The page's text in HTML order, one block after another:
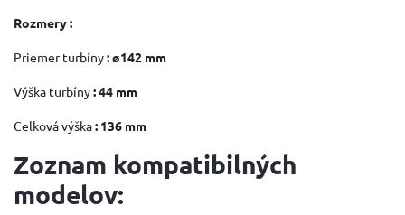
Rozmery :
Priemer turbíny: ø142 mm
Výška turbíny: 44 mm
Celková výška: 136 mm
Zoznam kompatibilných
modelov: